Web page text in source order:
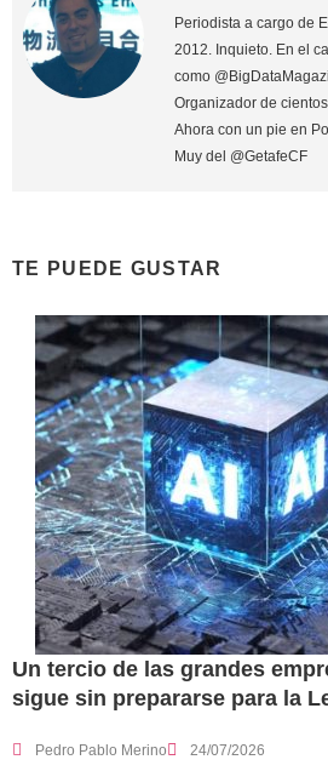
Periodista a cargo de
2012. Inquieto. En el
como
Organizador de
Ahora con un pie en
Muy del @GetafeCF
TE PUEDE GUSTAR
Un tercio de las grandes
sigue sin prepararse para la
Pedro Pablo Merino 24/07/2026